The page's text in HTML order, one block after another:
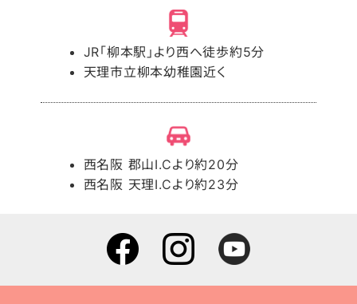
JR「柳本駅」より西へ徒歩約5分
天理市立柳本幼稚園近く
西名阪 郡山I.Cより約20分
西名阪 天理I.Cより約23分